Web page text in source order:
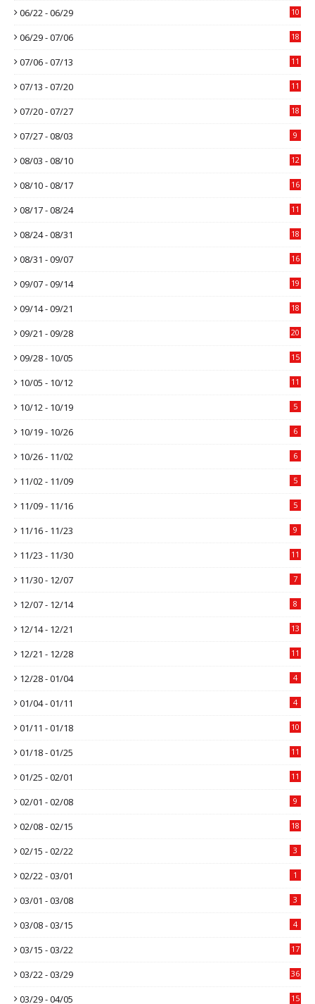
06/22 - 06/29 10
06/29 - 07/06 18
07/06 - 07/13 11
07/13 - 07/20 11
07/20 - 07/27 18
07/27 - 08/03 9
08/03 - 08/10 12
08/10 - 08/17 16
08/17 - 08/24 11
08/24 - 08/31 18
08/31 - 09/07 16
09/07 - 09/14 19
09/14 - 09/21 18
09/21 - 09/28 20
09/28 - 10/05 15
10/05 - 10/12 11
10/12 - 10/19 5
10/19 - 10/26 6
10/26 - 11/02 6
11/02 - 11/09 5
11/09 - 11/16 5
11/16 - 11/23 9
11/23 - 11/30 11
11/30 - 12/07 7
12/07 - 12/14 8
12/14 - 12/21 13
12/21 - 12/28 11
12/28 - 01/04 4
01/04 - 01/11 4
01/11 - 01/18 10
01/18 - 01/25 11
01/25 - 02/01 11
02/01 - 02/08 9
02/08 - 02/15 18
02/15 - 02/22 3
02/22 - 03/01 1
03/01 - 03/08 3
03/08 - 03/15 4
03/15 - 03/22 17
03/22 - 03/29 36
03/29 - 04/05 15